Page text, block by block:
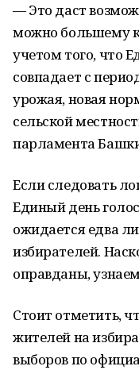
— Это даст
можно большему
учетом того, что
совпадает с
урожая, новая
сельской
парламента
Если следовать
Единый день
ожидается едва
избирателей.
оправданы,
Стоит отметить,
жителей на
выборов по